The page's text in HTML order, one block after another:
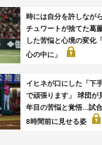
時には自分を許しなが
チュワートが捨てた葛
した苦悩と心境の変化
心の中に」
イヒネが口にした「下
で頑張ります」 球団が
年目の苦悩と覚悟...試
8時間前に見せる姿